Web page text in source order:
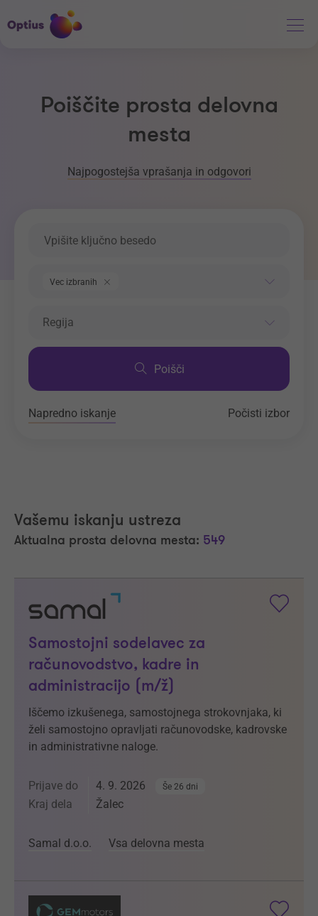
Poiščite prosta delovna
mesta
Najpogostejša vprašanja in odgovori
Vec izbranih
Regija
Poišči
Napredno iskanje Počisti izbor
Vašemu iskanju ustreza
Aktualna prosta delovna mesta: 549
Samostojni sodelavec za
računovodstvo, kadre in
administracijo (m/ž)
Iščemo izkušenega, samostojnega strokovnjaka, ki
želi samostojno opravljati računovodske, kadrovske
in administrativne naloge.
Prijave do 4. 9. 2026 Še 26 dni
Kraj dela Žalec
Samal d.o.o. Vsa delovna mesta